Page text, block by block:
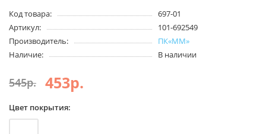
Код товара:
697-01
Артикул:
101-692549
Производитель:
ПК«ММ»
Наличие:
В наличии
545р. 453р.
Цвет покрытия: